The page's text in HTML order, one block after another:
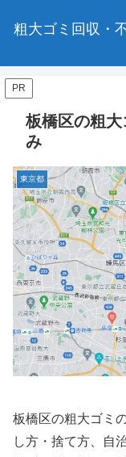
粗大ゴミ回収・
PR
板橋区の粗
み
東京都
板橋区の粗大ゴミ
し方・捨て方、自